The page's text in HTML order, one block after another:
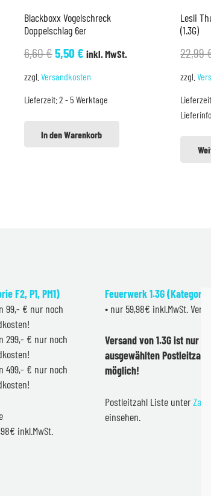
Blackboxx Vogelschreck
Doppelschlag 6er
6,60€Ursprünglicher
Preis
6,60 €
5,50€Aktueller
5,50 €.
inkl. MwSt.
zzgl. Versandkosten
Lieferzeit:2 - 5 Werktage
In den Warenkorb
Lesli
(1.3G)
22,99
zzgl.
F2, P1, PM1)
99,- € nur noch
299,- € nur noch
499,- € nur noch
inkl.MwSt.
Feuerwerk 1.3G (Kategorie
• nur 59,98€ inkl.MwSt.
Versand von 1.3G ist nur
ausgewählten
möglich!
Postleitzahl Liste unter
einsehen.